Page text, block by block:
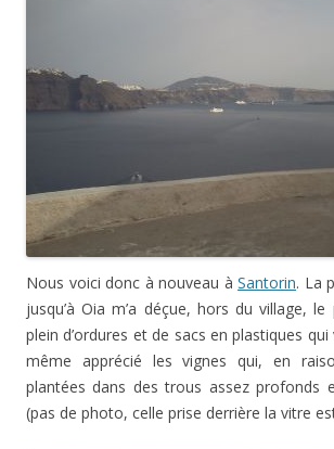
Nous voici donc à nouveau à Santorin. La
jusqu’à Oia m’a déçue, hors du village,
plein d’ordures et de sacs en plastiques qui
même apprécié les vignes qui, en
plantées dans des trous assez profonds
(pas de photo, celle prise derrière la vitre